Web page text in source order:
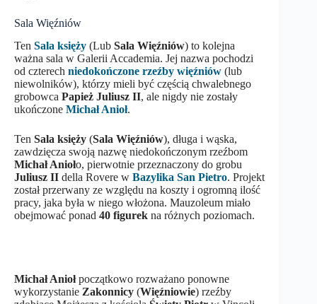
Sala Więźniów
Ten Sala księży (Lub Sala Więźniów) to kolejna
ważna sala w Galerii Accademia. Jej nazwa pochodzi
od czterech niedokończone rzeźby więźniów (lub
niewolników), którzy mieli być częścią chwalebnego
grobowca Papież Juliusz II, ale nigdy nie zostały
ukończone Michał Anioł.
Ten Sala księży (Sala Więźniów), długa i wąska,
zawdzięcza swoją nazwę niedokończonym rzeźbom
Michał Anioło, pierwotnie przeznaczony do grobu
Juliusz II della Rovere w Bazylika San Pietro. Projekt
został przerwany ze względu na koszty i ogromną ilość
pracy, jaka była w niego włożona. Mauzoleum miało
obejmować ponad 40 figurek na różnych poziomach.
Michał Aniołpoczątkowo rozważano ponowne
wykorzystanie Zakonnicy (Więźniowie) rzeźby